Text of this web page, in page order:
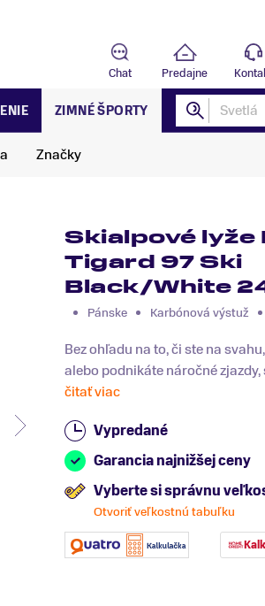
Chat Predajne
ZIMNÉ ŠPORTY
Značky
Skialpové lyže
Tigard 97 Ski
Black/White
Pánske Karbónová výstuž
Bez ohľadu na to, či ste na
alebo podnikáte náročné zjazdy,
čitať viac
Vypredané
Garancia najnižšej ceny
Vyberte si správnu
Otvoriť veľkostnú tabuľku